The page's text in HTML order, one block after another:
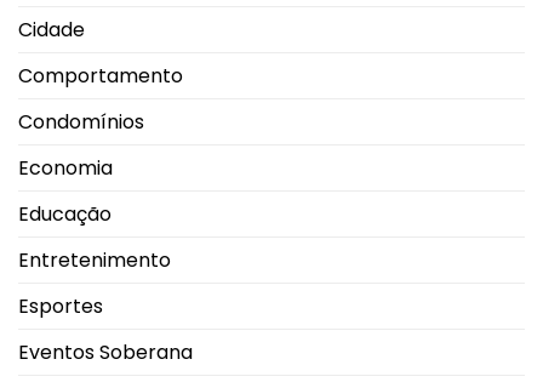
Cidade
Comportamento
Condomínios
Economia
Educação
Entretenimento
Esportes
Eventos Soberana